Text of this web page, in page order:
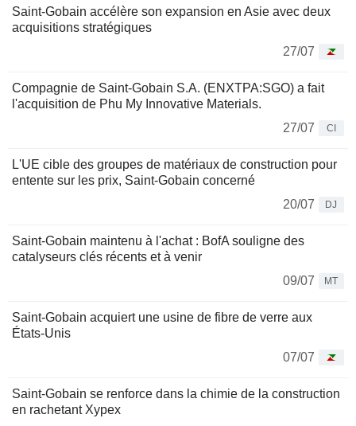
Saint-Gobain accélère son expansion en Asie avec deux
acquisitions stratégiques
27/07
Compagnie de Saint-Gobain S.A. (ENXTPA:SGO) a fait
l'acquisition de Phu My Innovative Materials.
27/07
CI
L'UE cible des groupes de matériaux de construction pour
entente sur les prix, Saint-Gobain concerné
20/07
DJ
Saint-Gobain maintenu à l'achat : BofA souligne des
catalyseurs clés récents et à venir
09/07
MT
Saint-Gobain acquiert une usine de fibre de verre aux
États-Unis
07/07
Saint-Gobain se renforce dans la chimie de la construction
en rachetant Xypex